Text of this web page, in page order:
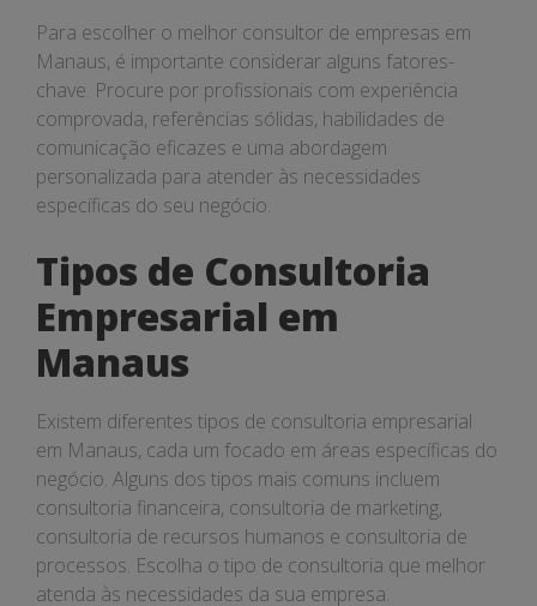
Para escolher o melhor consultor de empresas em
Manaus, é importante considerar alguns fatores-
chave. Procure por profissionais com experiência
comprovada, referências sólidas, habilidades de
comunicação eficazes e uma abordagem
personalizada para atender às necessidades
específicas do seu negócio.
Tipos de Consultoria
Empresarial em
Manaus
Existem diferentes tipos de consultoria empresarial
em Manaus, cada um focado em áreas específicas do
negócio. Alguns dos tipos mais comuns incluem
consultoria financeira, consultoria de marketing,
consultoria de recursos humanos e consultoria de
processos. Escolha o tipo de consultoria que melhor
atenda às necessidades da sua empresa.